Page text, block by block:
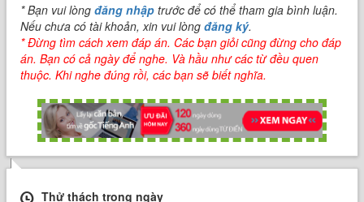
* Bạn vui lòngđăng nhập trước để có thể tham gia bình luận.
Nếu chưa có tài khoản, xin vui lòngđăng ký.
* Đừng tìm cách xem đáp án. Các bạn giỏi cũng đừng cho đáp
án. Bạn có cả ngày để nghe. Và hầu như các từ đều quen
thuộc. Khi nghe đúng rồi, các bạn sẽ biết nghĩa.
Thử thách trong ngày